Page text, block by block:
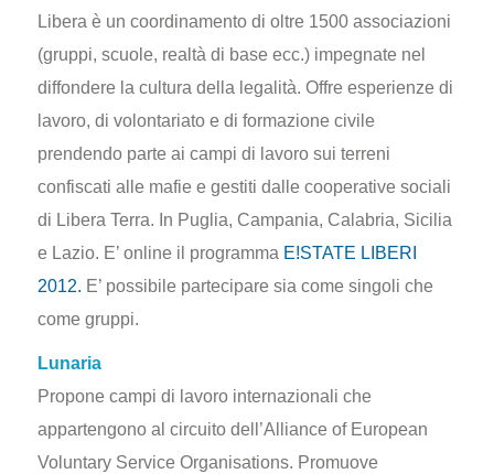
Libera è un coordinamento di oltre 1500 associazioni
(gruppi, scuole, realtà di base ecc.) impegnate nel
diffondere la cultura della legalità. Offre esperienze di
lavoro, di volontariato e di formazione civile
prendendo parte ai campi di lavoro sui terreni
confiscati alle mafie e gestiti dalle cooperative sociali
di Libera Terra. In Puglia, Campania, Calabria, Sicilia
e Lazio. E’ online il programma E!STATE LIBERI
2012. E’ possibile partecipare sia come singoli che
come gruppi.
Lunaria
Propone campi di lavoro internazionali che
appartengono al circuito dell’Alliance of European
Voluntary Service Organisations. Promuove